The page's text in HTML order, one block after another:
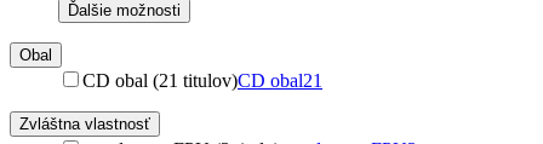
Ďalšie možnosti
Obal
CD obal (21 titulov)CD obal21
Zvláštna vlastnosť